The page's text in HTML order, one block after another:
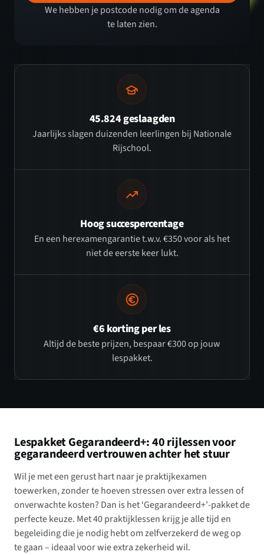
We hebben je postcode nodig om de agenda
te laten zien.
45.824 geslaagden
Jaarlijks slagen duizenden leerlingen bij Nationale
Rijschool.
Hoog succespercentage
En een herexamengarantie t.w.v. €350 voor als het
niet de eerste keer lukt.
€6 korting per les
Altijd de beste prijzen, bespaar €300 op jouw
lespakket.
Lespakket Gegarandeerd+: 40 rijlessen voor
gegarandeerd vertrouwen achter het stuur
Wil je met een gerust hart naar je praktijkexamen
toewerken, zonder te hoeven stressen over extra lessen of
onverwachte kosten? Dan is het ‘Gegarandeerd+’-pakket de
perfecte keuze. Met 40 praktijklessen krijg je alle tijd en
begeleiding die je nodig hebt om zelfverzekerd de weg op
te gaan – ideaal voor wie extra zekerheid wil.